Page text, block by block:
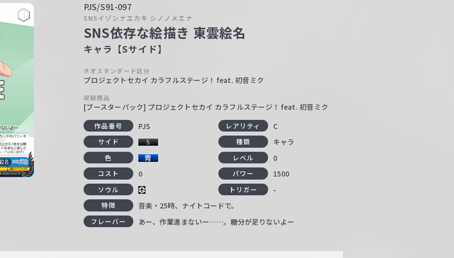
PJS/S91-097
SNSイゾンナエカキ シノノメエナ
SNS依存な絵描き 東雲絵名
キャラ【Sサイド】
ネオスタンダード区分
プロジェクトセカイ カラフルステージ！ feat. 初音ミク
収録商品
[ブースターパック] プロジェクトセカイ カラフルステージ！ feat. 初音ミク
作品番号 PJS レアリティ C
サイド 種類 キャラ
色 レベル 0
コスト 0 パワー 1500
ソウル トリガー -
特徴 音楽・25時、ナイトコードで。
フレーバー あー、作業進まないー……。糖分が足りないよー